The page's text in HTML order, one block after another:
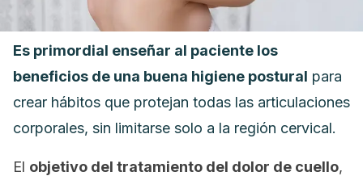
Es primordial enseñar al paciente los
beneficios de una buena higiene postural para
crear hábitos que protejan todas las articulaciones
corporales, sin limitarse solo a la región cervical.
El objetivo del tratamiento del dolor de cuello,